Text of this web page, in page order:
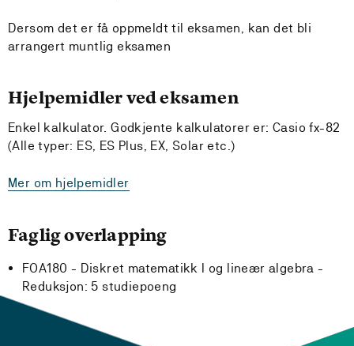
Dersom det er få oppmeldt til eksamen, kan det bli
arrangert muntlig eksamen
Hjelpemidler ved eksamen
Enkel kalkulator. Godkjente kalkulatorer er: Casio fx-82
(Alle typer: ES, ES Plus, EX, Solar etc.)
Mer om hjelpemidler
Faglig overlapping
FOA180 - Diskret matematikk I og lineær algebra -
Reduksjon: 5 studiepoeng